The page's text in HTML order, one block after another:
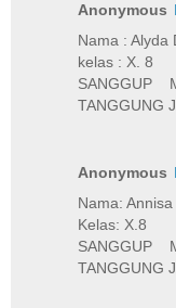
Anonymous
Nama : Alyda
kelas : X. 8
SANGGUP
TANGGUNG
Anonymous
Nama:
Kelas: X.8
SANGGUP
TANGGUNG